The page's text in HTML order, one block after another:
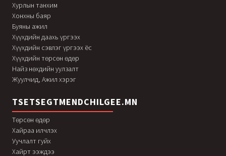
Хурлын танхим
Хонхны баяр
Буяны ажил
Хүүхдийн даахь үргээх
Хүүхдийн сэвлэг үргээх ёс
Хүүхдийн төрсөн өдөр
Найз нөхдийн уулзалт
Жуулчид, Ажил хэрэг
TSETSEGTMENDCHILGEE.MN
Төрсөн өдөр
Хайраа илчлэх
Уучлалт гуйх
Хайрт ээждээ